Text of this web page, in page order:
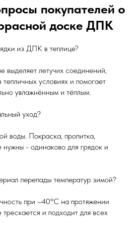
покупателей о
доске ДПК
из ДПК в теплице?
летучих соединений,
условиях и помогает
увлажнённым и тёплым.
уход?
воды. Покраска, пропитка,
нужны - одинаково для грядок и
перепады температур зимой?
при –40°C на протяжении
и подходит для всех